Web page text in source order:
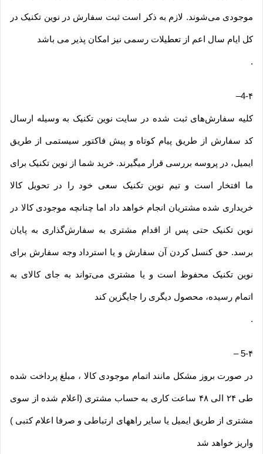
موجودی می‌‏شوند. لازم به ذکر است ثبت سفارش در نوین تکنیک در
کل ایام سال اعم از تعطیلات رسمی نیز امکان پذیر می باشد
.
4-۴–
کلیه سفارش‌‏های ثبت شده در سایت نوین تکنیک به وسیله ارسال
کد سفارش از طریق پیام کوتاه و پیش فاکتور سیستمی از طریق
ایمیل، در پروسه بررسی قرار میگیرند. خرید شما از نوین تکنیک برای
ما افتخار است و تیم نوین تکنیک سعی خود را در تحویل کالا
خریداری شده مشتریان انجام خواهد داد اما چنانچه موجودی کالا در
نوین تکنیک حتی پس از اقدام مشتری به سفارش‌‏گذاری به پایان
برسد. حق کنسل کردن آن سفارش و یا استرداد وجه سفارش برای
نوین تکنیک محفوظ است و یا مشتری می‏‌تواند به جای کالای به
اتمام رسیده، محصول دیگری را جایگزین کند
.
5-۴–
در صورت بروز مشکل مانند اتمام موجودی کالا ، مبلغ پرداخت شده
طی ۲۴ الی ۴۸ ساعت کاری به حساب مشتری (اعلام شده از سوی
مشتری از طریق ایمیل یا سایر راههای ارتباطی و صرفا اعلام کتبی )
واریز خواهد شد